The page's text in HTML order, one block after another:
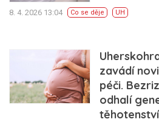
8. 4. 2026 13:04 Co se děje UH
zavádí
péči.
odhalí
těhotenství